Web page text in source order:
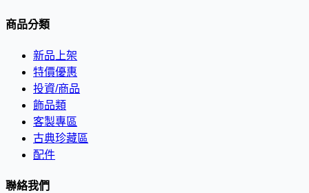
商品分類
新品上架
特價優惠
投資/商品
飾品類
客製專區
古典珍藏區
配件
聯絡我們